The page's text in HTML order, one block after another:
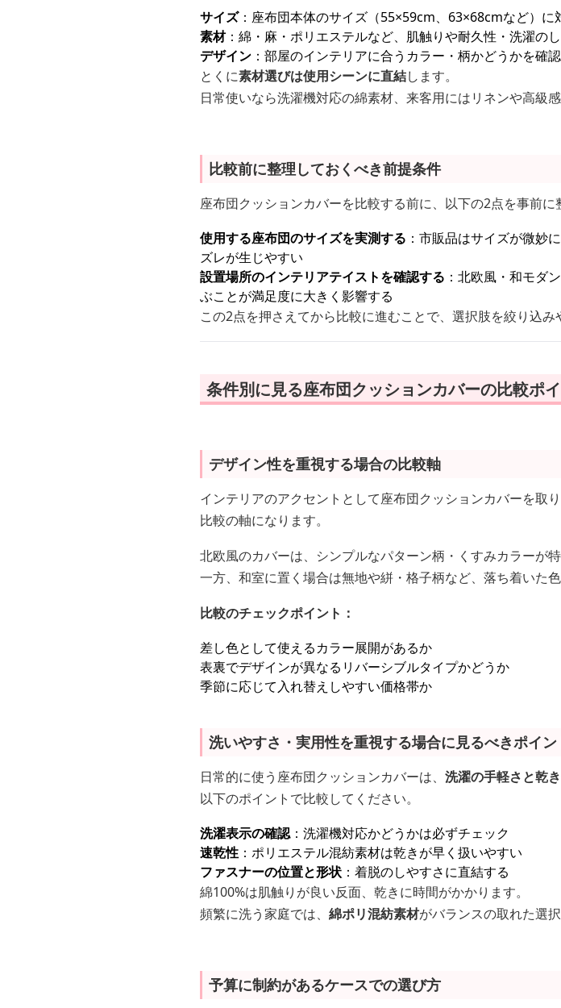
サイズ：座布団本体のサイズ（55×59cm、63×68cmなど）
素材：綿・麻・ポリエステルなど、肌触りや耐久性・洗濯の
デザイン ：部屋のインテリアに合うカラー・柄かどうかを確
とくに素材選びは使用シーンに直結します。
日常使いなら洗濯機対応の綿素材、来客用にはリネンや高級
比較前に整理しておくべき前提条件
座布団クッションカバーを比較する前に、以下の2点を事前に
使用する座布団のサイズを実測する ：市販品はサイズが微妙
ズレが生じやすい
設置場所のインテリアテイストを確認する ：北欧風・和モダ
ぶことが満足度に大きく影響する
この2点を押さえてから比較に進むことで、選択肢を絞り込み
条件別に見る座布団クッションカバーの比較ポ
デザイン性を重視する場合の比較軸
インテリアのアクセントとして座布団クッションカバーを取り
比較の軸になります。
北欧風のカバーは、シンプルなパターン柄・くすみカラーが
一方、和室に置く場合は無地や絣・格子柄など、落ち着いた
比較のチェックポイント：
差し色として使えるカラー展開があるか
表裏でデザインが異なるリバーシブルタイプかどうか
季節に応じて入れ替えしやすい価格帯か
洗いやすさ・実用性を重視する場合に見るべきポイン
日常的に使う座布団クッションカバーは、 洗濯の手軽さと乾
以下のポイントで比較してください。
洗濯表示の確認：洗濯機対応かどうかは必ずチェック
速乾性 ：ポリエステル混紡素材は乾きが早く扱いやすい
ファスナーの位置と形状 ：着脱のしやすさに直結する
綿100%は肌触りが良い反面、乾きに時間がかかります。
頻繁に洗う家庭では、 綿ポリ混紡素材がバランスの取れた選択
予算に制約があるケースでの選び方